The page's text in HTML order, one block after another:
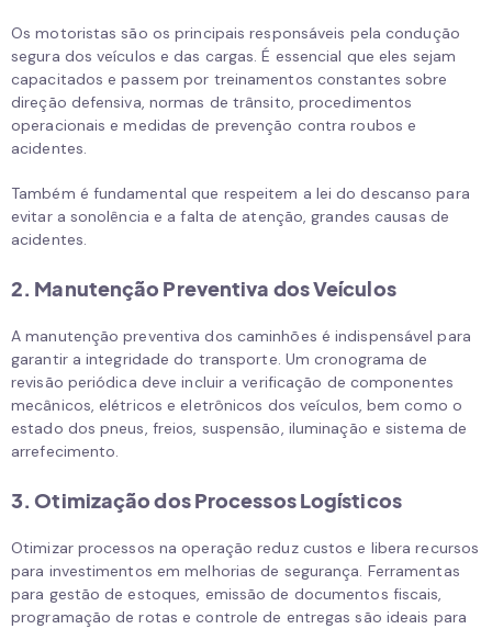
Os motoristas são os principais responsáveis pela condução
segura dos veículos e das cargas. É essencial que eles sejam
capacitados e passem por treinamentos constantes sobre
direção defensiva, normas de trânsito, procedimentos
operacionais e medidas de prevenção contra roubos e
acidentes.
Também é fundamental que respeitem a lei do descanso para
evitar a sonolência e a falta de atenção, grandes causas de
acidentes.
2. Manutenção Preventiva dos Veículos
A manutenção preventiva dos caminhões é indispensável para
garantir a integridade do transporte. Um cronograma de
revisão periódica deve incluir a verificação de componentes
mecânicos, elétricos e eletrônicos dos veículos, bem como o
estado dos pneus, freios, suspensão, iluminação e sistema de
arrefecimento.
3. Otimização dos Processos Logísticos
Otimizar processos na operação reduz custos e libera recursos
para investimentos em melhorias de segurança. Ferramentas
para gestão de estoques, emissão de documentos fiscais,
programação de rotas e controle de entregas são ideais para